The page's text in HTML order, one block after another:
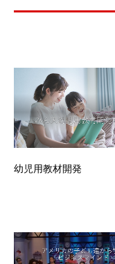
幼児用教材開発